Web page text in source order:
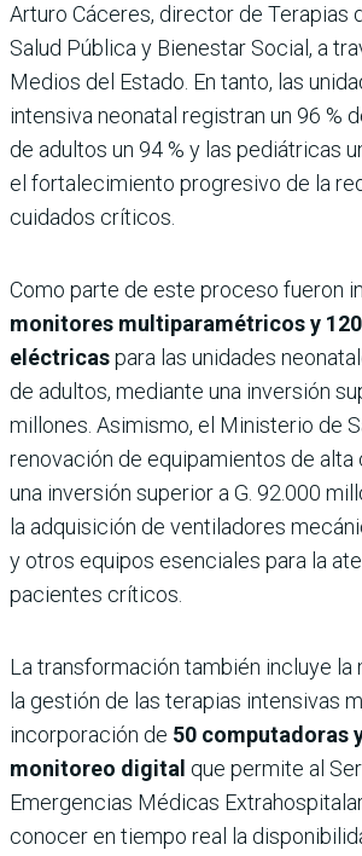
Arturo Cáceres, director de Terapias
Salud Pública y Bienestar Social, a
Medios del Estado. En tanto, las
intensiva neonatal registran un 96 %
de adultos un 94 % y las pediátricas
el fortalecimiento progresivo de la
cuidados críticos.
Como parte de este proceso fueron
monitores multiparamétricos y
eléctricaspara las unidades
de adultos, mediante una inversión
millones. Asimismo, el Ministerio de
renovación de equipamientos de alta
una inversión superior a G. 92.000
la adquisición de ventiladores
y otros equipos esenciales para la
pacientes críticos.
La transformación también incluye la
la gestión de las terapias intensivas
incorporación de 50 computadoras
monitoreo digital que permite al
Emergencias Médicas
conocer en tiempo real la